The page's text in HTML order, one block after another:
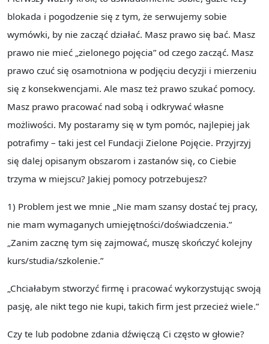
blokada i pogodzenie się z tym, że serwujemy sobie
wymówki, by nie zacząć działać. Masz prawo się bać. Masz
prawo nie mieć „zielonego pojęcia” od czego zacząć. Masz
prawo czuć się osamotniona w podjęciu decyzji i mierzeniu
się z konsekwencjami. Ale masz też prawo szukać pomocy.
Masz prawo pracować nad sobą i odkrywać własne
możliwości. My postaramy się w tym pomóc, najlepiej jak
potrafimy – taki jest cel Fundacji Zielone Pojęcie. Przyjrzyj
się dalej opisanym obszarom i zastanów się, co Ciebie
trzyma w miejscu? Jakiej pomocy potrzebujesz?
1) Problem jest we mnie „Nie mam szansy dostać tej pracy,
nie mam wymaganych umiejętności/doświadczenia.”
„Zanim zacznę tym się zajmować, muszę skończyć kolejny
kurs/studia/szkolenie.”
„Chciałabym stworzyć firmę i pracować wykorzystując swoją
pasję, ale nikt tego nie kupi, takich firm jest przecież wiele.”
Czy te lub podobne zdania dźwięczą Ci często w głowie?